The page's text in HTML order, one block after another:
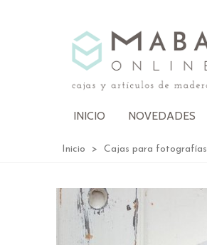
INICIO NOVEDADES
Inicio > Cajas para fotografías